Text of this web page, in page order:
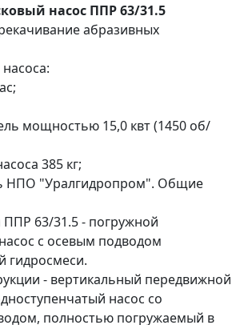
насос ППР 63/31.5
абразивных
мощностью 15,0 квт (1450 об/
385 кг;
НПО "Уралгидропром". Общие
ППР 63/31.5 - погружной
с осевым подводом
гидросмеси.
- вертикальный передвижной
насос со
полностью погружаемый в